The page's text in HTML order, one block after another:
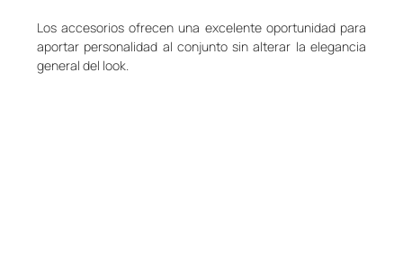
Los accesorios ofrecen una excelente oportunidad para
aportar personalidad al conjunto sin alterar la elegancia
general del look.